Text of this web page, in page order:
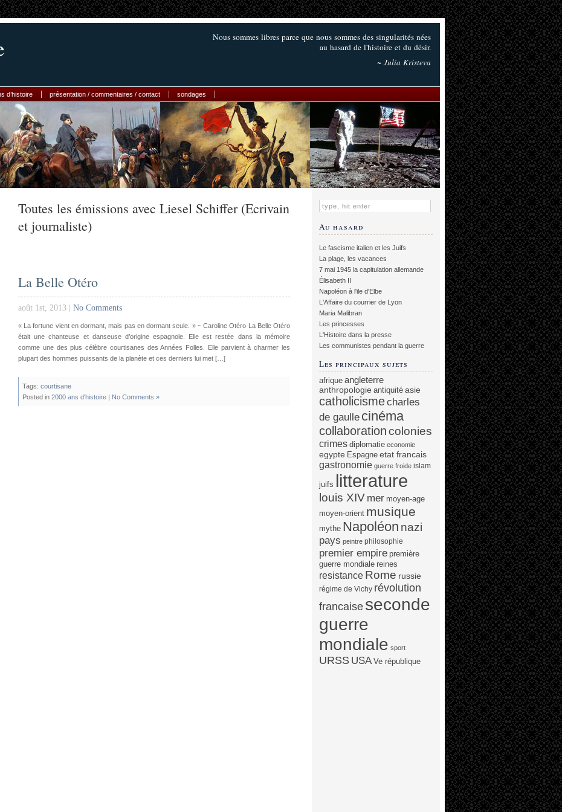
Nous sommes libres parce que nous sommes des singularités nées
au hasard de l'histoire et du désir.
~ Julia Kristeva
d’histoire présentation / commentaires / contact sondages
Toutes les émissions avec Liesel Schiffer (Ecrivain
et journaliste)
La Belle Otéro
août 1st, 2013 | No Comments
« La fortune vient en dormant, mais pas en dormant seule. » ~ Caroline Otéro La Belle Otéro
était une chanteuse et danseuse d’origine espagnole. Elle est restée dans la mémoire
comme une des plus célèbre courtisanes des Années Folles. Elle parvient à charmer les
plupart des hommes puissants de la planète et ces derniers lui met […]
Tags: courtisane
Posted in 2000 ans d'histoire | No Comments »
Au hasard
Le fascisme italien et les Juifs
La plage, les vacances
7 mai 1945 la capitulation allemande
Élisabeth II
Napoléon à l'ile d'Elbe
L'Affaire du courrier de Lyon
Maria Malibran
Les princesses
L'Histoire dans la presse
Les communistes pendant la guerre
Les principaux sujets
afrique angleterre
anthropologie antiquité asie
catholicismecharles
de gaulle cinéma
collaborationcolonies
crimes diplomatie economie
egypte Espagne etat francais
gastronomie guerre froide islam
juifs litterature
louis XIV mer moyen-age
moyen-orient musique
mythe Napoléon nazi
pays peintre philosophie
premier empire première
guerre mondiale reines
resistance Rome russie
régime de Vichy révolution
francaise seconde
guerre
mondiale sport
URSS USA Ve république